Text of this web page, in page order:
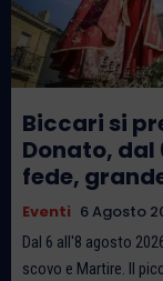
Biccari si
Donato, dal
fede,
Eventi 6 Agosto
Dal 6 all'8 agosto
scovo e Martire. Il